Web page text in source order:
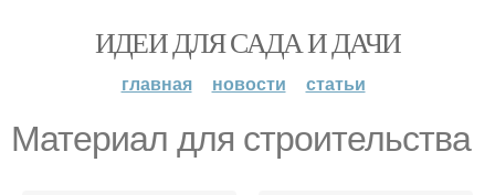
ИДЕИ ДЛЯ САДА И ДАЧИ
главная новости статьи
Материал для строительства